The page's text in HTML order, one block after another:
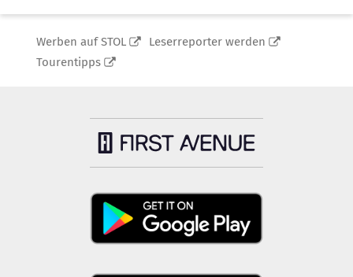
Werben auf STOL
Leserreporter werden
Tourentipps